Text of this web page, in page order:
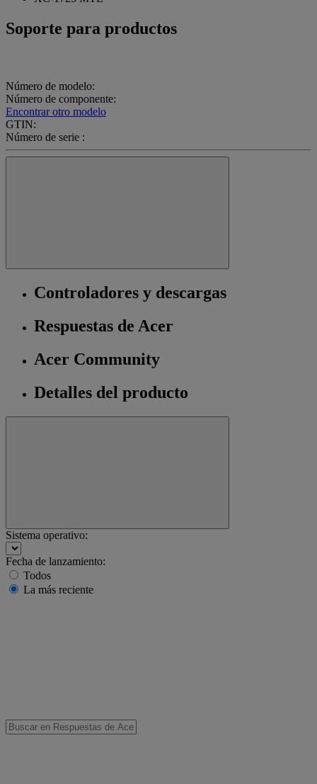
Soporte para productos
Número de modelo:
Número de componente:
Encontrar otro modelo
GTIN:
Número de serie :
Controladores y descargas
Respuestas de Acer
Acer Community
Detalles del producto
Sistema operativo:
Fecha de lanzamiento:
Todos
La más reciente